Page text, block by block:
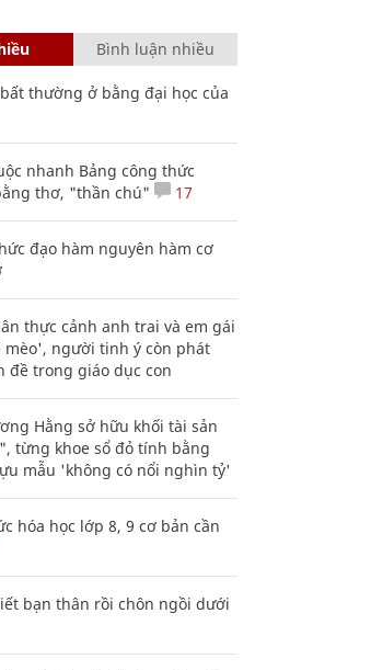
Bình luận nhiều
thường ở bằng đại học của
nhanh Bảng công thức
thơ, "thần chú"
17
đạo hàm nguyên hàm cơ
thực cảnh anh trai và em gái
mèo', người tinh ý còn phát
đề trong giáo dục con
Hằng sở hữu khối tài sản
từng khoe sổ đỏ tính bằng
mẫu 'không có nổi nghìn tỷ'
hóa học lớp 8, 9 cơ bản cần
bạn thân rồi chôn ngồi dưới